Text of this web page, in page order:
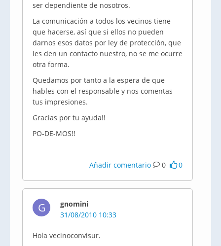
ser dependiente de nosotros.
La comunicación a todos los vecinos tiene
que hacerse, así que si ellos no pueden
darnos esos datos por ley de protección, que
les den un contacto nuestro, no se me ocurre
otra forma.
Quedamos por tanto a la espera de que
hables con el responsable y nos comentas
tus impresiones.
Gracias por tu ayuda!!
PO-DE-MOS!!
Añadir comentario 0 0
G
gnomini
31/08/2010 10:33
Hola vecinoconvisur.